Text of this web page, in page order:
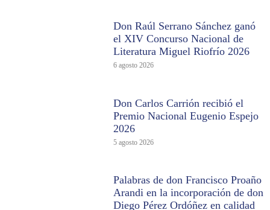
Don Raúl Serrano Sánchez ganó
el XIV Concurso Nacional de
Literatura Miguel Riofrío 2026
6 agosto 2026
Don Carlos Carrión recibió el
Premio Nacional Eugenio Espejo
2026
5 agosto 2026
Palabras de don Francisco Proaño
Arandi en la incorporación de don
Diego Pérez Ordóñez en calidad